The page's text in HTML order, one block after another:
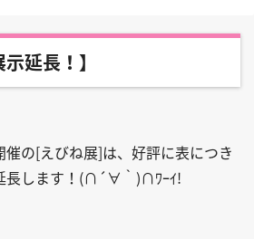
延長！】
催の[えびね展]は、好評に表につき
長します！(∩´∀｀)∩ﾜｰｲ!